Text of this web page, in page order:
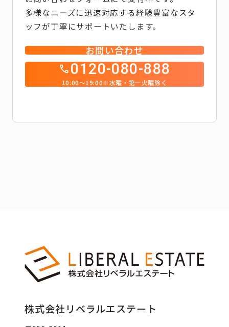
多様なニーズに迅速対応する経験豊富なスタ
ッフが丁寧にサポートいたします。
お問い合わせ
0120-080-888
10:00～19:00※水曜・第一火曜除く
株式会社リベラルエステート